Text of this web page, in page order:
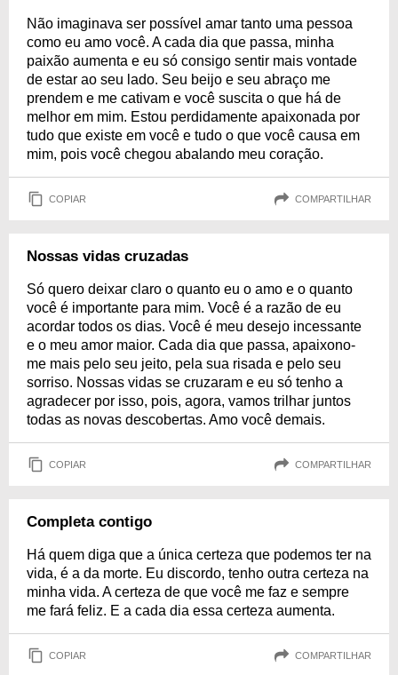
Não imaginava ser possível amar tanto uma pessoa
como eu amo você. A cada dia que passa, minha
paixão aumenta e eu só consigo sentir mais vontade
de estar ao seu lado. Seu beijo e seu abraço me
prendem e me cativam e você suscita o que há de
melhor em mim. Estou perdidamente apaixonada por
tudo que existe em você e tudo o que você causa em
mim, pois você chegou abalando meu coração.
COPIAR COMPARTILHAR
Nossas vidas cruzadas
Só quero deixar claro o quanto eu o amo e o quanto
você é importante para mim. Você é a razão de eu
acordar todos os dias. Você é meu desejo incessante
e o meu amor maior. Cada dia que passa, apaixono-
me mais pelo seu jeito, pela sua risada e pelo seu
sorriso. Nossas vidas se cruzaram e eu só tenho a
agradecer por isso, pois, agora, vamos trilhar juntos
todas as novas descobertas. Amo você demais.
COPIAR COMPARTILHAR
Completa contigo
Há quem diga que a única certeza que podemos ter na
vida, é a da morte. Eu discordo, tenho outra certeza na
minha vida. A certeza de que você me faz e sempre
me fará feliz. E a cada dia essa certeza aumenta.
COPIAR COMPARTILHAR